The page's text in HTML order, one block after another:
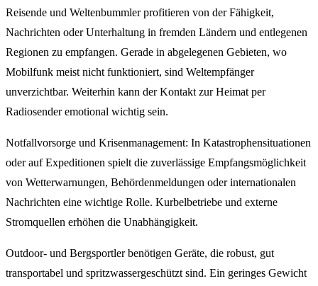
Reisende und Weltenbummler profitieren von der Fähigkeit,
Nachrichten oder Unterhaltung in fremden Ländern und entlegenen
Regionen zu empfangen. Gerade in abgelegenen Gebieten, wo
Mobilfunk meist nicht funktioniert, sind Weltempfänger
unverzichtbar. Weiterhin kann der Kontakt zur Heimat per
Radiosender emotional wichtig sein.
Notfallvorsorge und Krisenmanagement: In Katastrophensituationen
oder auf Expeditionen spielt die zuverlässige Empfangsmöglichkeit
von Wetterwarnungen, Behördenmeldungen oder internationalen
Nachrichten eine wichtige Rolle. Kurbelbetriebe und externe
Stromquellen erhöhen die Unabhängigkeit.
Outdoor- und Bergsportler benötigen Geräte, die robust, gut
transportabel und spritzwassergeschützt sind. Ein geringes Gewicht